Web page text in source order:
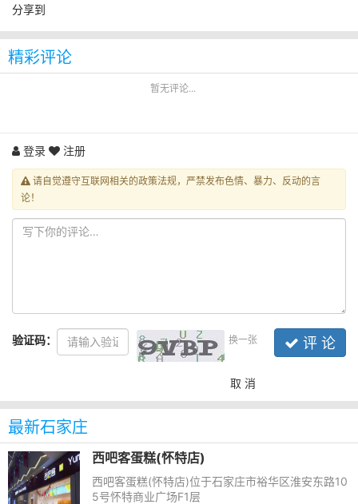
分享到
精彩评论
暂无评论...
登录 注册
请自觉遵守互联网相关的政策法规，严禁发布色情、暴力、反动的言
论！
验证码： 换一张 评 论
取 消
最新石家庄
西吧客蛋糕(怀特店)
西吧客蛋糕(怀特店)位于石家庄市裕华区淮安东路10
5号怀特商业广场F1层